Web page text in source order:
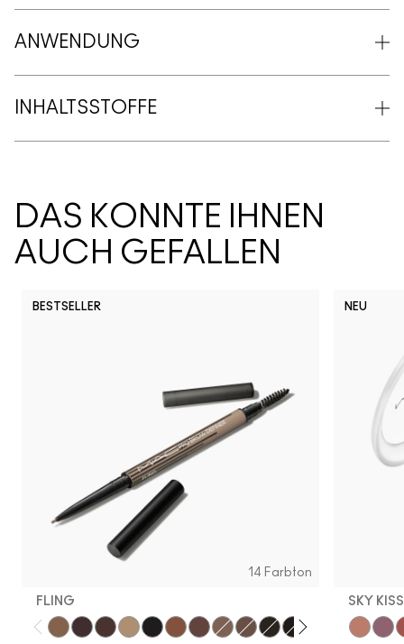
ANWENDUNG
INHALTSSTOFFE
DAS KÖNNTE IHNEN
AUCH GEFALLEN
BESTSELLER
14 Farbton
FLING
NEU
SKY